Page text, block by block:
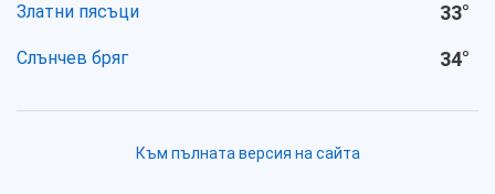
Златни пясъци 33°
Слънчев бряг 34°
Към пълната версия на сайта